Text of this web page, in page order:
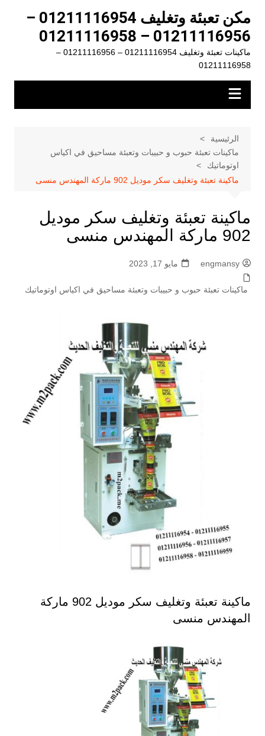
المحتوى
مكن تعبئة وتغليف 01211116954 –
01211116956 – 01211116958
ماكينات تعبئة وتغليف 01211116954 – 01211116956 –
01211116958
الرئيسية
ماكينات تعبئة حبوب و حبيبات وتعبئة مساحيق في اكياس
اوتوماتيك
ماكينة تعبئة وتغليف سكر موديل 902 ماركة المهندس منسى
ماكينة تعبئة وتغليف سكر موديل
902 ماركة المهندس منسى
engmansy مايو 17, 2023
ماكينات تعبئة حبوب و حبيبات وتعبئة مساحيق في اكياس اوتوماتيك
ماكينة تعبئة وتغليف سكر موديل 902 ماركة
المهندس منسى